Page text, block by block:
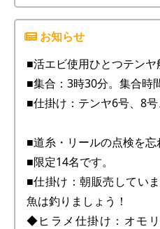
■活エビ使用ひとつテンヤ
■集合：3時30分。集合時
■仕掛け：テンヤ6号、8号
■道糸・リールの点検を忘
■限定14名です。
■仕掛け：朝販売してい
魚は釣りましょう！
◆ヒラメ仕掛け：オモ